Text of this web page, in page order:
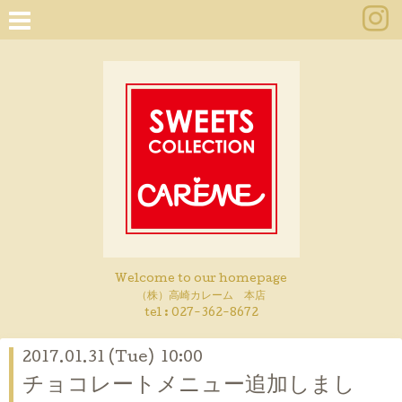
Welcome to our homepage
（株）高崎カレーム 本店
tel : 027-362-8672
2017.01.31 (Tue) 10:00
チョコレートメニュー追加しまし